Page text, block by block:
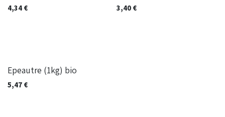
4,34 € 3,40€
Epeautre (1kg) bio
5,47 €